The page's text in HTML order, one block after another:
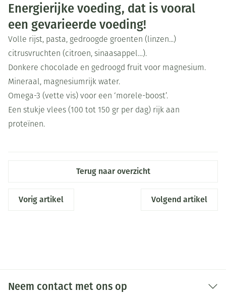
Energierijke voeding, dat is vooral
een gevarieerde voeding!
Volle rijst, pasta, gedroogde groenten (linzen...)
citrusvruchten (citroen, sinaasappel…).
Donkere chocolade en gedroogd fruit voor magnesium.
Mineraal, magnesiumrijk water.
Omega-3 (vette vis) voor een ‘morele-boost’.
Een stukje vlees (100 tot 150 gr per dag) rijk aan
proteïnen.
Terug naar overzicht
Vorig artikel Volgend artikel
Neem contact met ons op